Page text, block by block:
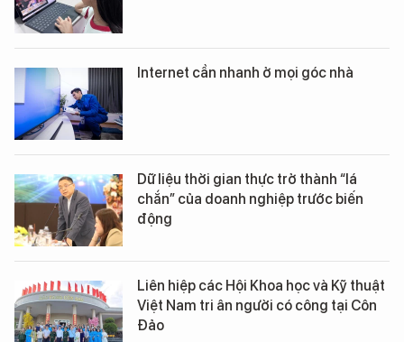
Internet cần nhanh ở mọi góc nhà
Dữ liệu thời gian thực trở thành “lá
chắn” của doanh nghiệp trước biến
động
Liên hiệp các Hội Khoa học và Kỹ thuật
Việt Nam tri ân người có công tại Côn
Đảo